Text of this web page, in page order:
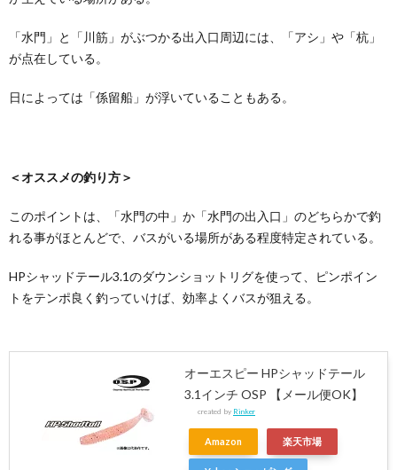
「水門」と「川筋」がぶつかる出入口周辺には、「アシ」や「杭」
が点在している。
日によっては「係留船」が浮いていることもある。
＜オススメの釣り方＞
このポイントは、「水門の中」か「水門の出入口」のどちらかで釣
れる事がほとんどで、バスがいる場所がある程度特定されている。
HPシャッドテール3.1のダウンショットリグを使って、ピンポイン
トをテンポ良く釣っていけば、効率よくバスが狙える。
オーエスピー HPシャッドテール
3.1インチ OSP 【メール便OK】
created by Rinker
Amazon 楽天市場